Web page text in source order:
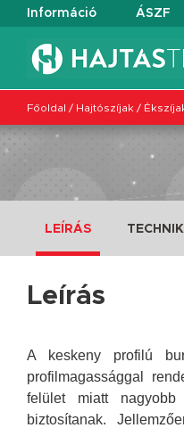
Információ ÁSZF
Főoldal / Hajtószíjak /
LEÍRÁS
Leírás
A keskeny profilú
profilmagassággal
felület miatt nagyobb
biztosítanak.